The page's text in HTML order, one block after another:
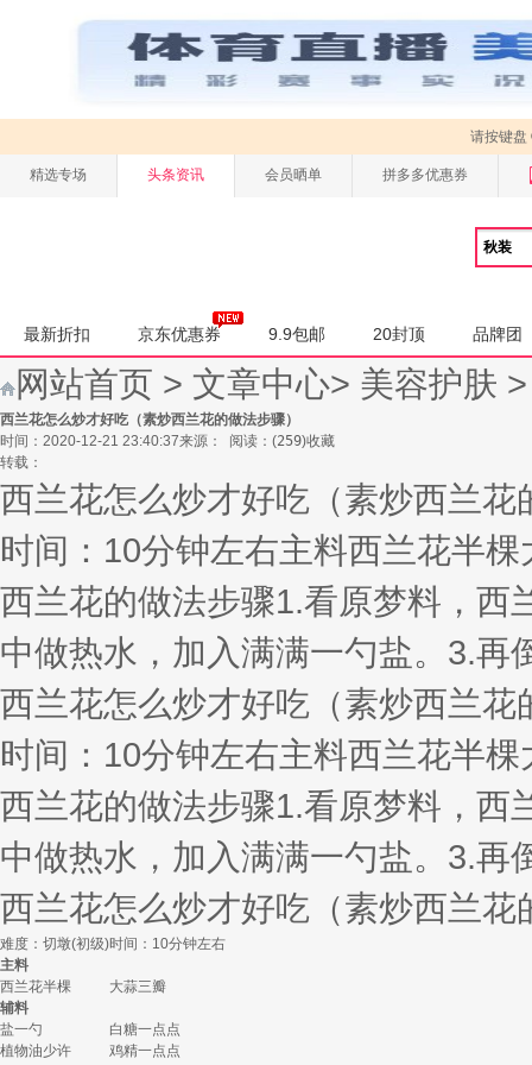
请按键盘
精选专场 头条资讯 会员晒单 拼多多优惠券
最新折扣 京东优惠券 9.9包邮 20封顶 品牌团
网站首页 > 文章中心> 美容护肤
西兰花怎么炒才好吃（素炒西兰花的做法步骤）
时间：2020-12-21 23:40:37来源： 阅读： (259)收藏
转载：
西兰花怎么炒才好吃（素炒西兰
时间：10分钟左右主料西兰花半
西兰花的做法步骤1.看原梦料，西
中做热水，加入满满一勺盐。3.再
西兰花怎么炒才好吃（素炒西兰
时间：10分钟左右主料西兰花半
西兰花的做法步骤1.看原梦料，西
中做热水，加入满满一勺盐。3.再
西兰花怎么炒才好吃（素炒西兰
难度：切墩(初级)时间：10分钟左右
主料
西兰花半棵
大蒜三瓣
辅料
盐一勺
白糖一点点
植物油少许
鸡精一点点